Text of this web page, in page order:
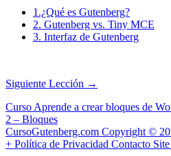
1.¿Qué es Gutenberg?
2. Gutenberg vs. Tiny MCE
3. Interfaz de Gutenberg
Siguiente Lección →
Navegación
de
entradas
Curso Aprende a crear bloques de
2 – Bloques
CursoGutenberg.com Copyright ©
+ Política de Privacidad Contacto